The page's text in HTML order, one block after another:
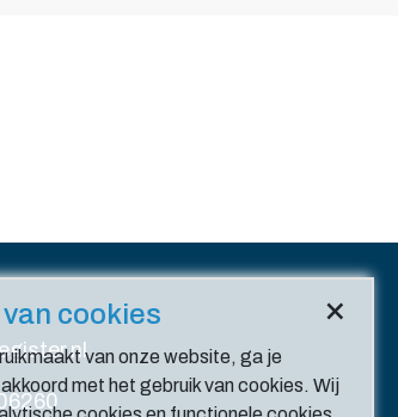
×
cookies
van onze website, ga je
met het gebruik van cookies. Wij